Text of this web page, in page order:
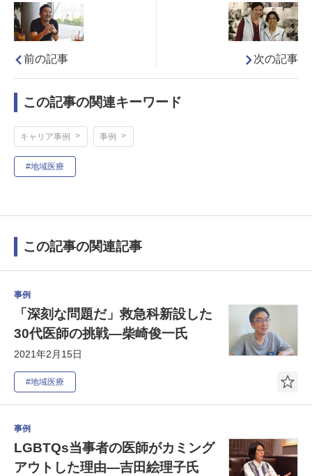
前の記事 次の記事
この記事の関連キーワード
キャリア事例 事例
#地域医療
この記事の関連記事
事例
「深刻な問題だ」救急科新設した
30代医師の挑戦―柴崎俊一氏
2021年2月15日
#地域医療
事例
LGBTQs当事者の医師がカミング
アウトした理由―吉田絵理子氏